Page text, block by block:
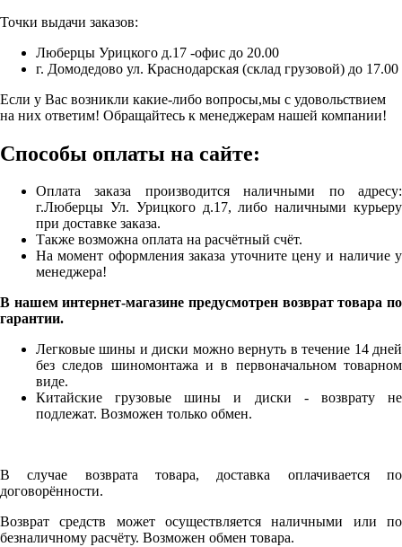
Точки выдачи заказов:
Люберцы Урицкого д.17 -офис до 20.00
г. Домодедово ул. Краснодарская (склад грузовой) до 17.00
Если у Вас возникли какие-либо вопросы,мы с удовольствием
на них ответим! Обращайтесь к менеджерам нашей компании!
Способы оплаты на сайте:
Оплата заказа производится наличными по адресу:
г.Люберцы Ул. Урицкого д.17, либо наличными курьеру
при доставке заказа.
Также возможна оплата на расчётный счёт.
На момент оформления заказа уточните цену и наличие у
менеджера!
В нашем интернет-магазине предусмотрен возврат товара по
гарантии.
Легковые шины и диски можно вернуть в течение 14 дней
без следов шиномонтажа и в первоначальном товарном
виде.
Китайские грузовые шины и диски - возврату не
подлежат. Возможен только обмен.
В случае возврата товара, доставка оплачивается по
договорённости.
Возврат средств может осуществляется наличными или по
безналичному расчёту. Возможен обмен товара.